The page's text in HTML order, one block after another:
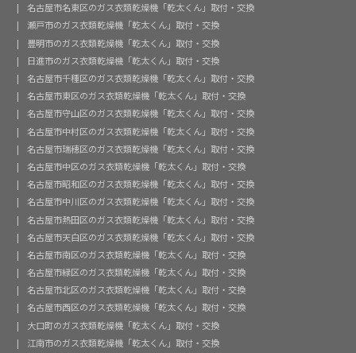
名古屋市名東区のガス衣類乾燥機「乾太くん」取付・交換
瀬戸市のガス衣類乾燥機「乾太くん」取付・交換
豊明市のガス衣類乾燥機「乾太くん」取付・交換
日進市のガス衣類乾燥機「乾太くん」取付・交換
名古屋市千種区のガス衣類乾燥機「乾太くん」取付・交換
名古屋市東区のガス衣類乾燥機「乾太くん」取付・交換
名古屋市守山区のガス衣類乾燥機「乾太くん」取付・交換
名古屋市中村区のガス衣類乾燥機「乾太くん」取付・交換
名古屋市瑞穂区のガス衣類乾燥機「乾太くん」取付・交換
名古屋市中区のガス衣類乾燥機「乾太くん」取付・交換
名古屋市昭和区のガス衣類乾燥機「乾太くん」取付・交換
名古屋市中川区のガス衣類乾燥機「乾太くん」取付・交換
名古屋市熱田区のガス衣類乾燥機「乾太くん」取付・交換
名古屋市天白区のガス衣類乾燥機「乾太くん」取付・交換
名古屋市南区のガス衣類乾燥機「乾太くん」取付・交換
名古屋市緑区のガス衣類乾燥機「乾太くん」取付・交換
名古屋市北区のガス衣類乾燥機「乾太くん」取付・交換
名古屋市西区のガス衣類乾燥機「乾太くん」取付・交換
大口町のガス衣類乾燥機「乾太くん」取付・交換
江南市のガス衣類乾燥機「乾太くん」取付・交換